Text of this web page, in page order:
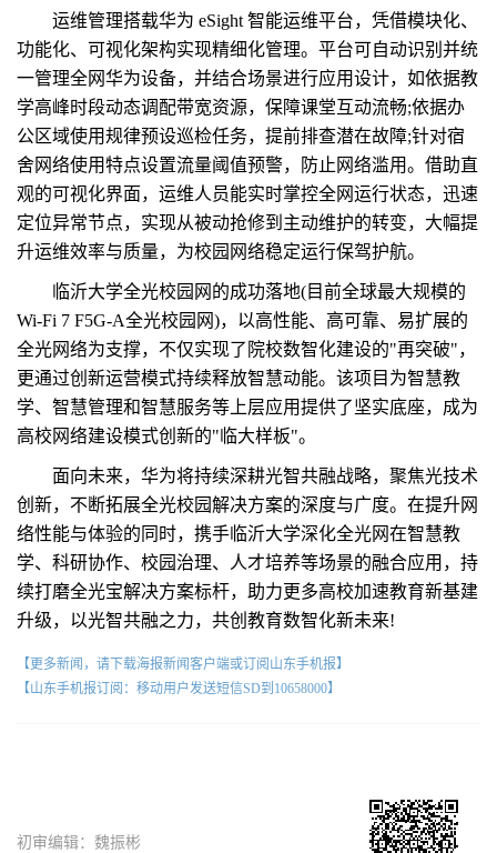
运维管理搭载华为 eSight 智能运维平台，凭借模块化、
功能化、可视化架构实现精细化管理。平台可自动识别并统
一管理全网华为设备，并结合场景进行应用设计，如依据教
学高峰时段动态调配带宽资源，保障课堂互动流畅;依据办
公区域使用规律预设巡检任务，提前排查潜在故障;针对宿
舍网络使用特点设置流量阈值预警，防止网络滥用。借助直
观的可视化界面，运维人员能实时掌控全网运行状态，迅速
定位异常节点，实现从被动抢修到主动维护的转变，大幅提
升运维效率与质量，为校园网络稳定运行保驾护航。
临沂大学全光校园网的成功落地(目前全球最大规模的
Wi-Fi 7 F5G-A全光校园网)，以高性能、高可靠、易扩展的
全光网络为支撑，不仅实现了院校数智化建设的"再突破"，
更通过创新运营模式持续释放智慧动能。该项目为智慧教
学、智慧管理和智慧服务等上层应用提供了坚实底座，成为
高校网络建设模式创新的"临大样板"。
面向未来，华为将持续深耕光智共融战略，聚焦光技术
创新，不断拓展全光校园解决方案的深度与广度。在提升网
络性能与体验的同时，携手临沂大学深化全光网在智慧教
学、科研协作、校园治理、人才培养等场景的融合应用，持
续打磨全光宝解决方案标杆，助力更多高校加速教育新基建
升级，以光智共融之力，共创教育数智化新未来!
【更多新闻，请下载海报新闻客户端或订阅山东手机报】
【山东手机报订阅：移动用户发送短信SD到10658000】
初审编辑：魏振彬